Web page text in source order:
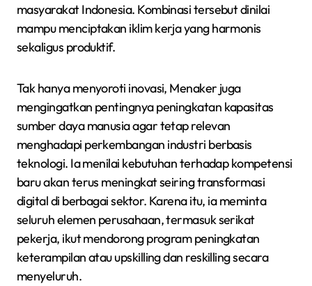
masyarakat Indonesia. Kombinasi tersebut dinilai
mampu menciptakan iklim kerja yang harmonis
sekaligus produktif.
Tak hanya menyoroti inovasi, Menaker juga
mengingatkan pentingnya peningkatan kapasitas
sumber daya manusia agar tetap relevan
menghadapi perkembangan industri berbasis
teknologi. Ia menilai kebutuhan terhadap kompetensi
baru akan terus meningkat seiring transformasi
digital di berbagai sektor. Karena itu, ia meminta
seluruh elemen perusahaan, termasuk serikat
pekerja, ikut mendorong program peningkatan
keterampilan atau upskilling dan reskilling secara
menyeluruh.